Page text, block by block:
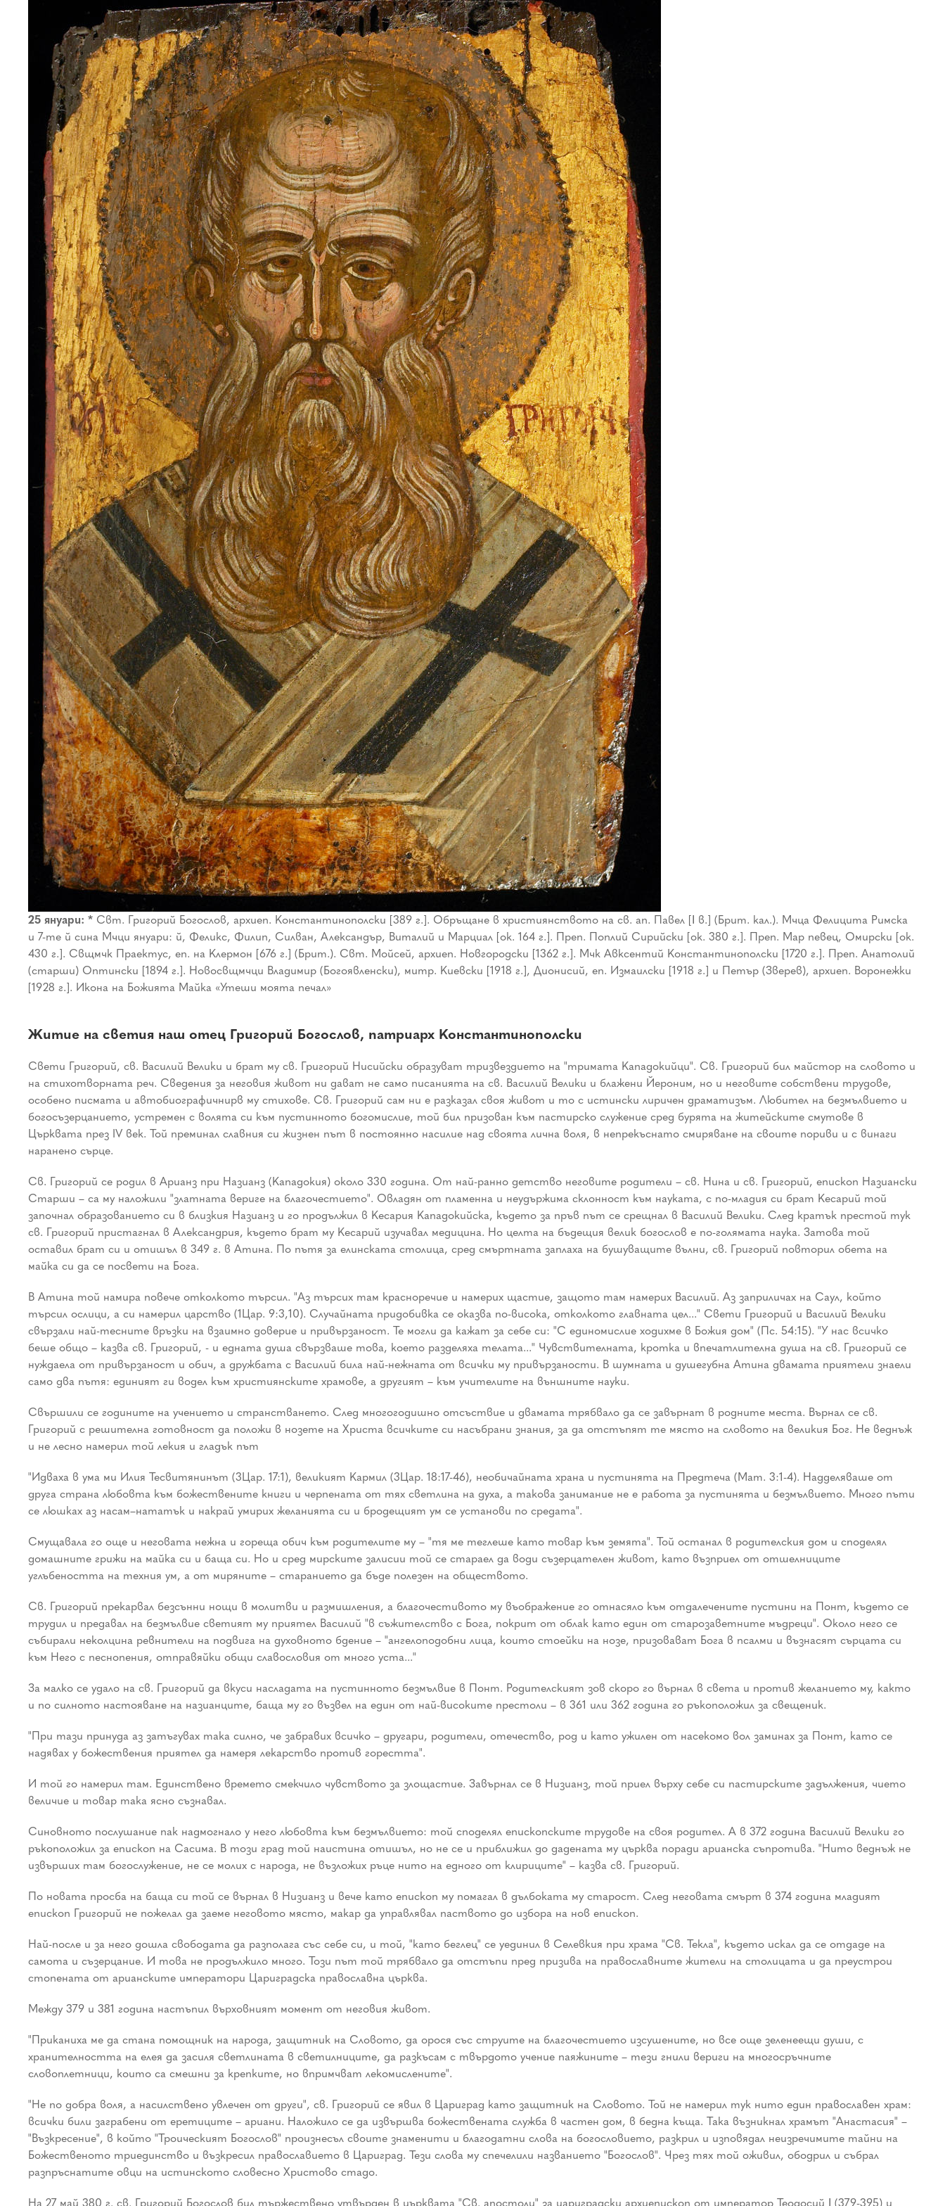
25 януари: * Свт. Григорий Богослов, архиеп. Константинополски [389 г.]. Обръщане в християнството на св. ап. Павел [І в.] (Брит. кал.). Мчца Фелицита Римска
и 7-те й сина Мчци януари: й, Феликс, Филип, Силван, Александър, Виталий и Марциал [ок. 164 г.]. Преп. Поплий Сирийски [ок. 380 г.]. Преп. Мар певец, Омирски [ок.
430 г.]. Свщмчк Праектус, еп. на Клермон [676 г.] (Брит.). Свт. Мойсей, архиеп. Новгородски [1362 г.]. Мчк Авксентий Константинополски [1720 г.]. Преп. Анатолий
(старши) Оптински [1894 г.]. Новосвщмчци Владимир (Богоявленски), митр. Киевски [1918 г.], Дионисий, еп. Измаилски [1918 г.] и Петър (Зверев), архиеп. Воронежки
[1928 г.]. Икона на Божията Майка «Утеши моята печал»
Житие на светия наш отец Григорий Богослов, патриарх Константинополски
Свети Григорий, св. Василий Велики и брат му св. Григорий Нисийски образуват тризвездието на "тримата Кападокийци". Св. Григорий бил майстор на словото и
на стихотворната реч. Сведения за неговия живот ни дават не само писанията на св. Василий Велики и блажени Йероним, но и неговите собствени трудове,
особено писмата и автобиографичнирв му стихове. Св. Григорий сам ни е разказал своя живот и то с истински лиричен драматизъм. Любител на безмълвието и
богосъзерцанието, устремен с волята си към пустинното богомислие, той бил призован към пастирско служение сред бурята на житейските смутове в
Църквата през IV век. Той преминал славния си жизнен път в постоянно насилие над своята лична воля, в непрекъснато смиряване на своите пориви и с винаги
наранено сърце.
Св. Григорий се родил в Арианз при Назианз (Кападокия) около 330 година. От най-ранно детство неговите родители – св. Нина и св. Григорий, епископ Назиански
Старши – са му наложили "златната вериге на благочестието". Овладян от пламенна и неудържима склонност към науката, с по-младия си брат Кесарий той
започнал образованието си в близкия Назианз и го продължил в Кесария Кападокийска, където за пръв път се срещнал в Василий Велики. След кратък престой тук
св. Григорий пристагнал в Александрия, където брат му Кесарий изучавал медицина. Но целта на бъдещия велик богослов е по-голямата наука. Затова той
оставил брат си и отишъл в 349 г. в Атина. По пътя за елинската столица, сред смъртната заплаха на бушуващите вълни, св. Григорий повторил обета на
майка си да се посвети на Бога.
В Атина той намира повече отколкото търсил. "Аз търсих там красноречие и намерих щастие, защото там намерих Василий. Аз заприличах на Саул, който
търсил ослици, а си намерил царство (1Цар. 9:3,10). Случайната придобивка се оказва по-висока, отколкото главната цел..." Свети Григорий и Василий Велики
свързали най-тесните връзки на взаимно доверие и привързаност. Те могли да кажат за себе си: "С единомислие ходихме в Божия дом" (Пс. 54:15). "У нас всичко
беше общо – казва св. Григорий, - и едната душа свързваше това, което разделяха телата..." Чувствителната, кротка и впечатлителна душа на св. Григорий се
нуждаела от привързаност и обич, а дружбата с Василий била най-нежната от всички му привързаности. В шумната и душегубна Атина двамата приятели знаели
само два пътя: единият ги водел към християнските храмове, а другият – към учителите на външните науки.
Свършили се годините на учението и странстването. След многогодишно отсъствие и двамата трябвало да се завърнат в родните места. Върнал се св.
Григорий с решителна готовност да положи в нозете на Христа всичките си насъбрани знания, за да отстъпят те място на словото на великия Бог. Не веднъж
и не лесно намерил той лекия и гладък път
"Идваха в ума ми Илия Тесвитянинът (3Цар. 17:1), великият Кармил (3Цар. 18:17-46), необичайната храна и пустинята на Предтеча (Мат. 3:1-4). Надделяваше от
друга страна любовта към божествените книги и черпената от тях светлина на духа, а такова занимание не е работа за пустинята и безмълвието. Много пъти
се люшках аз насам–нататък и накрай умирих желанията си и бродещият ум се установи по средата".
Смущавала го още и неговата нежна и гореща обич към родителите му – "тя ме теглеше като товар към земята". Той останал в родителския дом и споделял
домашните грижи на майка си и баща си. Но и сред мирските залисии той се стараел да води съзерцателен живот, като възприел от отшелниците
углъбеността на техния ум, а от миряните – старанието да бъде полезен на обществото.
Св. Григорий прекарвал безсънни нощи в молитви и размишления, а благочестивото му въображение го отнасяло към отдалечените пустини на Понт, където се
трудил и предавал на безмълвие светият му приятел Василий "в съжителство с Бога, покрит от облак като един от старозаветните мъдреци". Около него се
събирали неколцина ревнители на подвига на духовното бдение – "ангелоподобни лица, които стоейки на нозе, призовават Бога в псалми и възнасят сърцата си
към Него с песнопения, отправяйки общи славословия от много уста..."
За малко се удало на св. Григорий да вкуси насладата на пустинното безмълвие в Понт. Родителският зов скоро го върнал в света и против желанието му, както
и по силното настояване на назианците, баща му го възвел на един от най-високите престоли – в 361 или 362 година го ръкоположил за свещеник.
"При тази принуда аз затъгувах така силно, че забравих всичко – другари, родители, отечество, род и като ужилен от насекомо вол заминах за Понт, като се
надявах у божествения приятел да намеря лекарство против горестта".
И той го намерил там. Единствено времето смекчило чувството за злощастие. Завърнал се в Низианз, той приел върху себе си пастирските задължения, чието
величие и товар така ясно съзнавал.
Синовното послушание пак надмогнало у него любовта към безмълвието: той споделял епископските трудове на своя родител. А в 372 година Василий Велики го
ръкоположил за епископ на Сасима. В този град той наистина отишъл, но не се и приближил до дадената му църква поради арианска съпротива. "Нито веднъж не
извърших там богослужение, не се молих с народа, не възложих ръце нито на едного от клириците" – казва св. Григорий.
По новата просба на баща си той се върнал в Низианз и вече като епископ му помагал в дълбоката му старост. След неговата смърт в 374 година младият
епископ Григорий не пожелал да заеме неговото място, макар да управлявал паството до избора на нов епископ.
Най-после и за него дошла свободата да разполага със себе си, и той, "като беглец" се уединил в Селевкия при храма "Св. Текла", където искал да се отдаде на
самота и съзерцание. И това не продължило много. Този път той трябвало да отстъпи пред призива на православните жители на столицата и да преустрои
стопената от арианските императори Цариградска православна църква.
Между 379 и 381 година настъпил върховният момент от неговия живот.
"Приканиха ме да стана помощник на народа, защитник на Словото, да орося със струите на благочестието изсушените, но все още зеленеещи души, с
хранителността на елея да засиля светлината в светилниците, да разкъсам с твърдото учение паяжините – тези гнили вериги на многосръчните
словоплетници, които са смешни за крепките, но впримчват лекомислените".
"Не по добра воля, а насилствено увлечен от други", св. Григорий се явил в Цариград като защитник на Словото. Той не намерил тук нито един православен храм:
всички били заграбени от еретиците – ариани. Наложило се да извършва божествената служба в частен дом, в бедна къща. Така възникнал храмът "Анастасия" –
"Възкресение", в който "Троическият Богослов" произнесъл своите знаменити и благодатни слова на богословието, разкрил и изповядал неизречимите тайни на
Божественото триединство и възкресил православието в Цариград. Тези слова му спечелили названието "Богослов". Чрез тях той оживил, ободрил и събрал
разпръснатите овци на истинското словесно Христово стадо.
На 27 май 380 г. св. Григорий Богослов бил тържествено утвърден в църквата "Св. апостоли" за цариградски архиепископ от император Теодосий І (379-395) и